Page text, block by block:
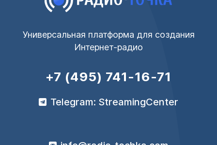
Универсальная платформа для создания
Интернет-радио
+7 (495) 741-16-71
Telegram: StreamingCenter